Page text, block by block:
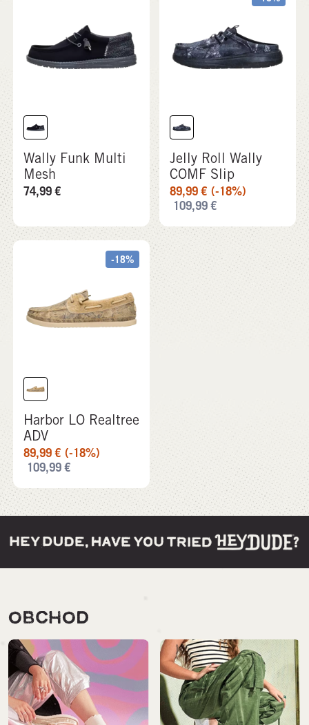
Wally Funk Multi
Mesh
74,99€
Jelly Roll Wally
COMF Slip
89,99€ (-18%)
109,99€
-18%
Harbor LO Realtree
ADV
89,99€ (-18%)
109,99€
OBCHOD